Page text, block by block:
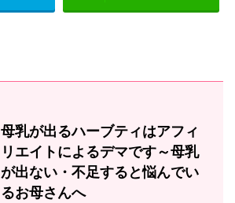
母乳が出るハーブティはアフィ
リエイトによるデマです～母乳
が出ない・不足すると悩んでい
るお母さんへ